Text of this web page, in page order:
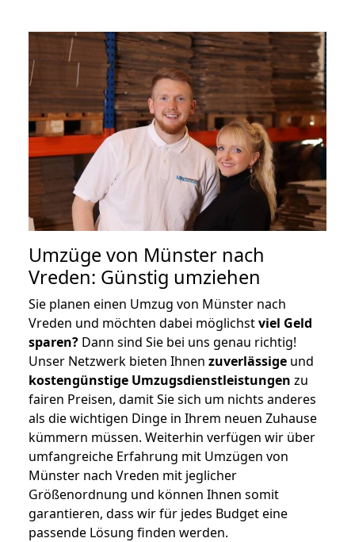
Umzüge von Münster nach
Vreden: Günstig umziehen
Sie planen einen Umzug von Münster nach
Vreden und möchten dabei möglichstviel Geld
sparen? Dann sind Sie bei uns genau richtig!
Unser Netzwerk bieten Ihnen zuverlässige und
kostengünstige Umzugsdienstleistungen zu
fairen Preisen, damit Sie sich um nichts anderes
als die wichtigen Dinge in Ihrem neuen Zuhause
kümmern müssen. Weiterhin verfügen wir über
umfangreiche Erfahrung mit Umzügen von
Münster nach Vreden mit jeglicher
Größenordnung und können Ihnen somit
garantieren, dass wir für jedes Budget eine
passende Lösung finden werden.